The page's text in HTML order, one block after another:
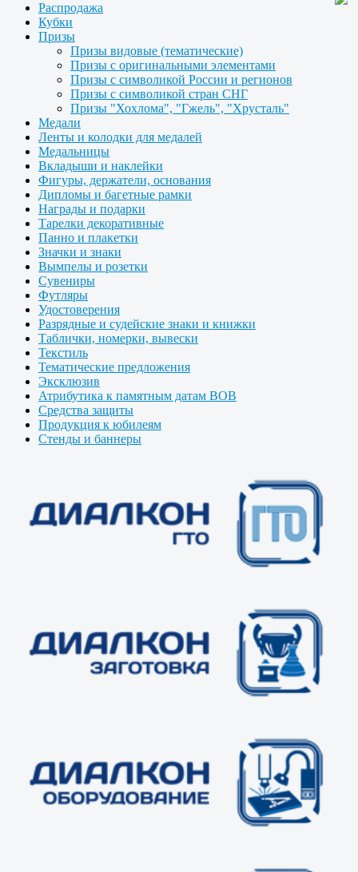
Распродажа
Кубки
Призы
Призы видовые (тематические)
Призы с оригинальными элементами
Призы с символикой России и регионов
Призы с символикой стран СНГ
Призы "Хохлома", "Гжель", "Хрусталь"
Медали
Ленты и колодки для медалей
Медальницы
Вкладыши и наклейки
Фигуры, держатели, основания
Дипломы и багетные рамки
Награды и подарки
Тарелки декоративные
Панно и плакетки
Значки и знаки
Вымпелы и розетки
Сувениры
Футляры
Удостоверения
Разрядные и судейские знаки и книжки
Таблички, номерки, вывески
Текстиль
Тематические предложения
Эксклюзив
Атрибутика к памятным датам ВОВ
Средства защиты
Продукция к юбилеям
Стенды и баннеры